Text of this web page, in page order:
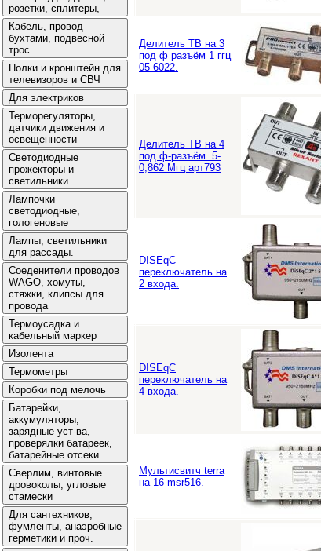
Делитель ТВ на 3
под ф разъём 1 ггц
05 6022.
Делитель ТВ на 4
под ф-разъём. 5-
0,862 Мгц арт793
DISEqC
переключатель на
2 входа.
DISEqC
переключатель на
4 входа.
Мультисвитч terra
на 16 msr516.